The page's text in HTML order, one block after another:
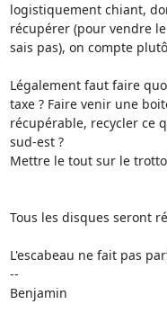
logistiquement chiant,
récupérer (pour vendre
sais pas), on compte
Légalement faut faire
taxe ? Faire venir une
récupérable, recycler ce
sud-est ?
Mettre le tout sur le
Tous les disques seront
L'escabeau ne fait pas
--
Benjamin